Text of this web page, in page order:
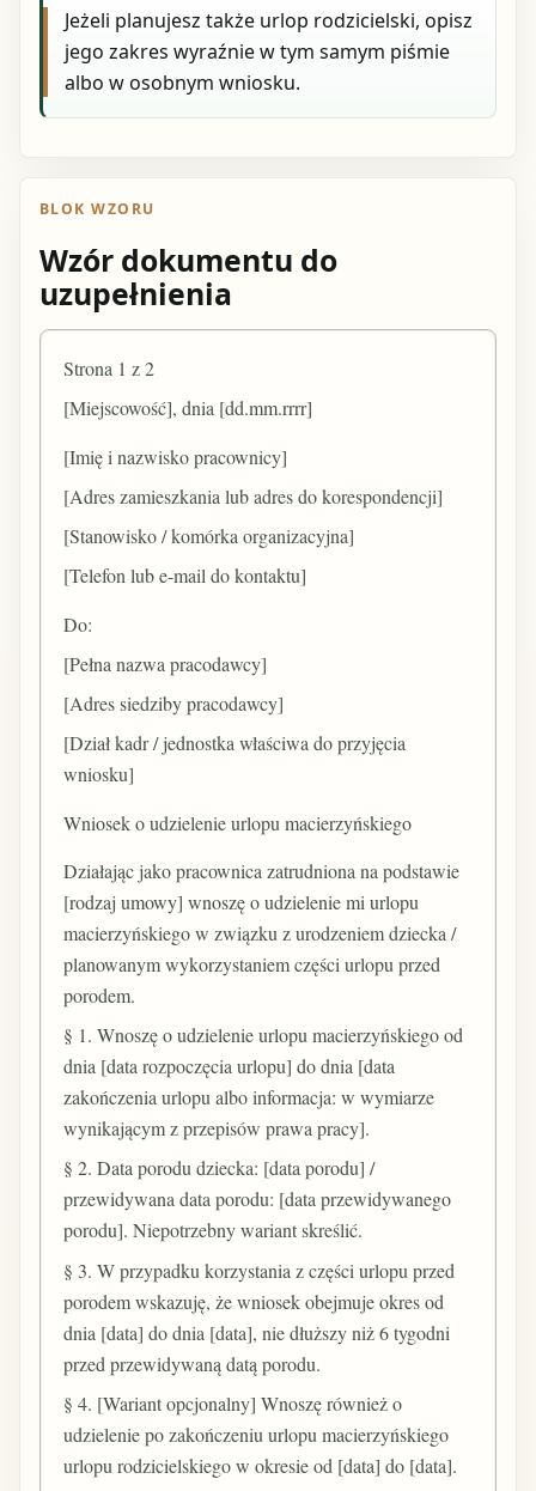
Jeżeli planujesz także urlop rodzicielski, opisz
jego zakres wyraźnie w tym samym piśmie
albo w osobnym wniosku.
BLOK WZORU
Wzór dokumentu do
uzupełnienia
Strona 1 z 2
[Miejscowość], dnia [dd.mm.rrrr]
[Imię i nazwisko pracownicy]
[Adres zamieszkania lub adres do korespondencji]
[Stanowisko / komórka organizacyjna]
[Telefon lub e-mail do kontaktu]
Do:
[Pełna nazwa pracodawcy]
[Adres siedziby pracodawcy]
[Dział kadr / jednostka właściwa do przyjęcia
wniosku]
Wniosek o udzielenie urlopu macierzyńskiego
Działając jako pracownica zatrudniona na podstawie
[rodzaj umowy] wnoszę o udzielenie mi urlopu
macierzyńskiego w związku z urodzeniem dziecka /
planowanym wykorzystaniem części urlopu przed
porodem.
§ 1. Wnoszę o udzielenie urlopu macierzyńskiego od
dnia [data rozpoczęcia urlopu] do dnia [data
zakończenia urlopu albo informacja: w wymiarze
wynikającym z przepisów prawa pracy].
§ 2. Data porodu dziecka: [data porodu] /
przewidywana data porodu: [data przewidywanego
porodu]. Niepotrzebny wariant skreślić.
§ 3. W przypadku korzystania z części urlopu przed
porodem wskazuję, że wniosek obejmuje okres od
dnia [data] do dnia [data], nie dłuższy niż 6 tygodni
przed przewidywaną datą porodu.
§ 4. [Wariant opcjonalny] Wnoszę również o
udzielenie po zakończeniu urlopu macierzyńskiego
urlopu rodzicielskiego w okresie od [data] do [data].